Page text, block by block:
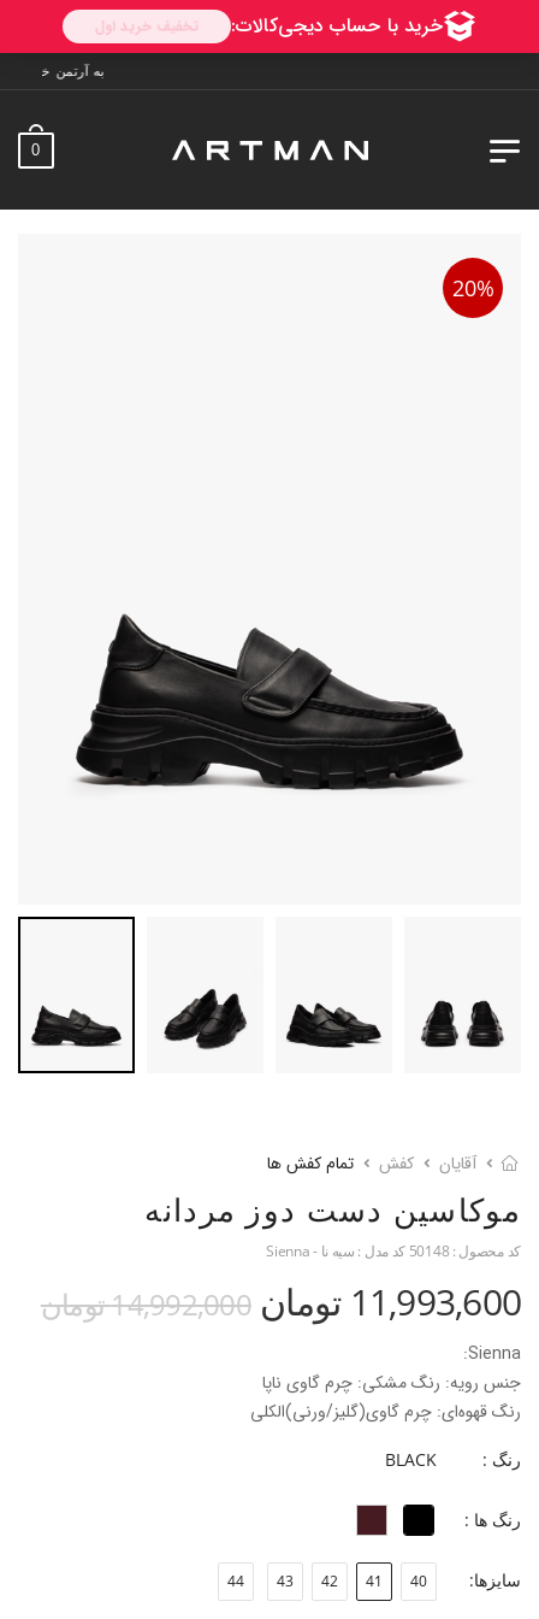
به آرتمن خوش آمدید. ارسال به سراسر
0
20%
آقایان کفش تمام کفش ها
موکاسین دست دوز مردانه
کد محصول : 50148 کد مدل : سیه نا - Sienna
11,993,600 تومان 14,992,000 تومان
Sienna:
جنس رویه: رنگ مشکی: چرم گاوی ناپا
رنگ قهوه‌ای: چرم گاوی(گلیز/ورنی)الکلی
جنس کفی: کفی طبی گیاهی با روکش چرم گاوی ناپا
ارتفاع پاشنه: ۴/۵ سانت
فرم قالب: نوک گرد‌ با پنجه پهن
پاخور: سایز همیشگی خود را انتخاب کنید
رنگ : BLACK
رنگ ها :
سایزها: 40
41
42
43
44